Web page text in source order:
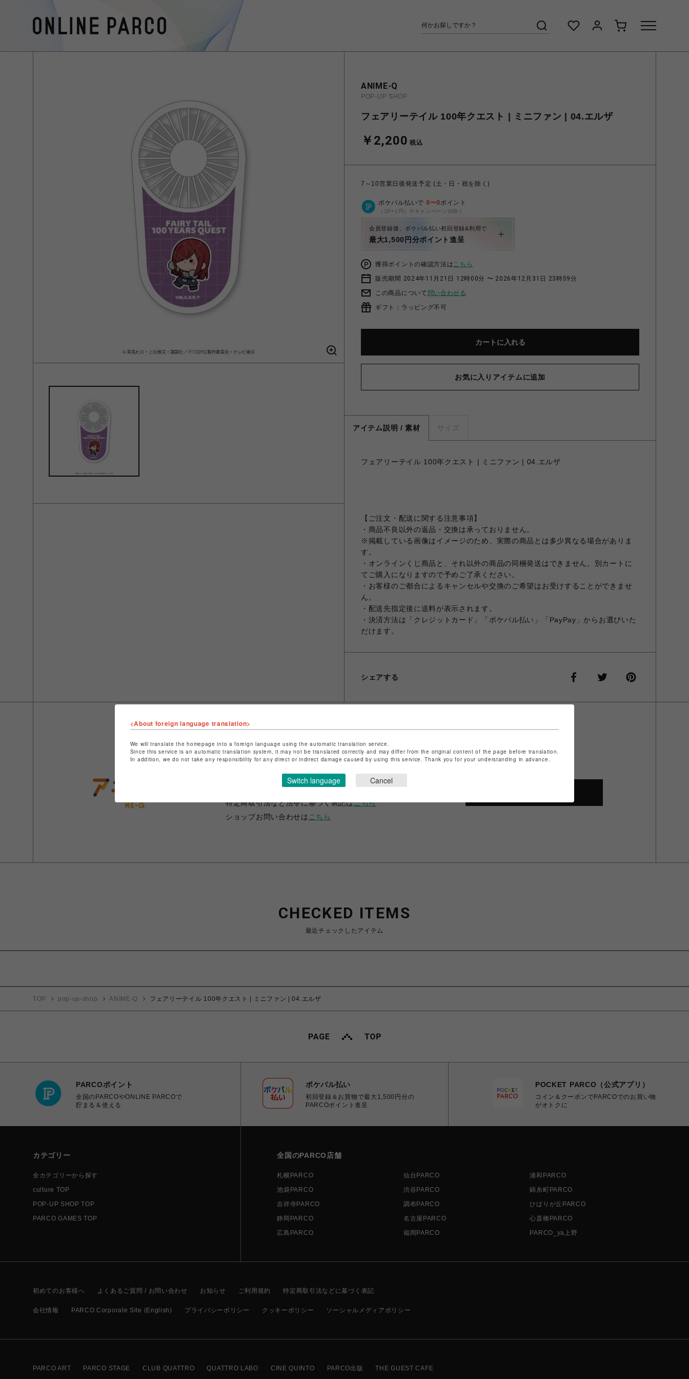
ANIME-Q
POP-UP SHOP
フェアリーテイル 100年クエスト | ミニファン | 04.エルザ
￥2,200 税込
7～10営業日後発送予定 (土・日・祝を除く)
ポケパル払いで 0〜0ポイント
（1P=1円）※キャンペーン分除く
会員登録後、ポケパル払い初回登録&利用で
最大1,500円分ポイント進呈
獲得ポイントの確認方法はこちら
販売期間 2024年11月21日 12時00分 〜 2026年12月31日 23時59分
この商品について 問い合わせる
ギフト：ラッピング不可
カートに入れる
お気に入りアイテムに追加
アイテム説明 / 素材 サイズ
フェアリーテイル 100年クエスト | ミニファン | 04.エルザ
【ご注文・配送に関する注意事項】
・商品不良以外の返品・交換は承っておりません。
※掲載している画像はイメージのため、実際の商品とは多少異なる場合がありま
す。
・オンラインくじ商品と、それ以外の商品の同梱発送はできません。別カートに
てご購入になりますので予めご了承ください。
・お客様のご都合によるキャンセルや交換のご希望はお受けすることができませ
ん。
・配送先指定後に送料が表示されます。
・決済方法は「クレジットカード」「ポケパル払い」「PayPay」からお選びいた
だけます。
シェアする
POP-UP SHOP
特定商取引法など法令に基づく表記はこちら
ショップお問い合わせは こちら
CHECKED ITEMS
最近チェックしたアイテム
TOP pop-up-shop ANIME-Q フェアリーテイル 100年クエスト | ミニファン | 04.エルザ
PARCOポイント
全国のPARCOやONLINE PARCOで
貯まる＆使える
ポケパル払い
初回登録＆お買物で最大1,500円分の
PARCOポイント進呈
POCKET PARCO（公式アプリ）
コイン＆クーポンでPARCOでのお買い物
がオトクに
カテゴリー
全カテゴリーから探す
culture TOP
POP-UP SHOP TOP
PARCO GAMES TOP
全国のPARCO店舗
札幌PARCO 仙台PARCO
浦和PARCO
池袋PARCO
渋谷PARCO
錦糸町PARCO
吉祥寺PARCO
調布PARCO
ひばりが丘PARCO
静岡PARCO
名古屋PARCO
心斎橋PARCO
広島PARCO
福岡PARCO PARCO_ya上野
初めてのお客様へ よくあるご質問 / お問い合わせ お知らせ ご利用規約 特定商取引法などに基づく表記
会社情報 PARCO Corporate Site (English) プライバシーポリシー クッキーポリシー ソーシャルメディアポリシー
PARCO ART PARCO STAGE CLUB QUATTRO QUATTRO LABO CINE QUINTO PARCO出版 THE GUEST CAFE
<About foreign language translation>
We will translate the homepage into a foreign language using the automatic translation service.
Since this service is an automatic translation system, it may not be translated correctly and may differ from the original content of the page before translation.
In addition, we do not take any responsibility for any direct or indirect damage caused by using this service. Thank you for your understanding in advance.
Switch language Cancel